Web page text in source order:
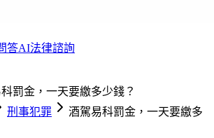
答AI法律諮詢
罰金，一天要繳多少錢？
刑事犯罪
酒駕易科罰金，一天要繳多